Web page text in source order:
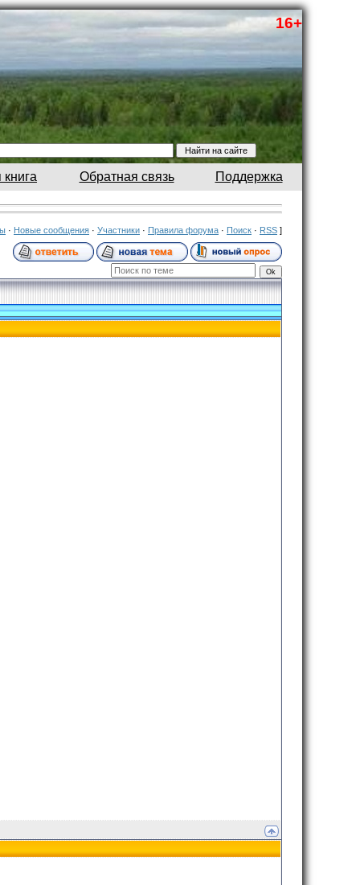
16+
книга Обратная связь Поддержка
· Новые сообщения · Участники · Правила форума · Поиск · RSS ]